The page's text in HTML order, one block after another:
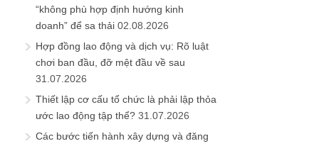
“không phù hợp định hướng kinh
doanh” để sa thải 02.08.2026
Hợp đồng lao động và dịch vụ: Rõ luật
chơi ban đầu, đỡ mệt đầu về sau
31.07.2026
Thiết lập cơ cấu tổ chức là phải lập thỏa
ước lao động tập thể? 31.07.2026
Các bước tiến hành xây dựng và đăng